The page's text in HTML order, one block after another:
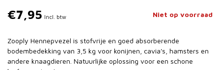
€7,95 Incl. btw Niet op voorraad
Zooply Hennepvezel is stofvrije en goed absorberende
bodembedekking van 3,5 kg voor konijnen, cavia's, hamsters en
andere knaagdieren. Natuurlijke oplossing voor een schone